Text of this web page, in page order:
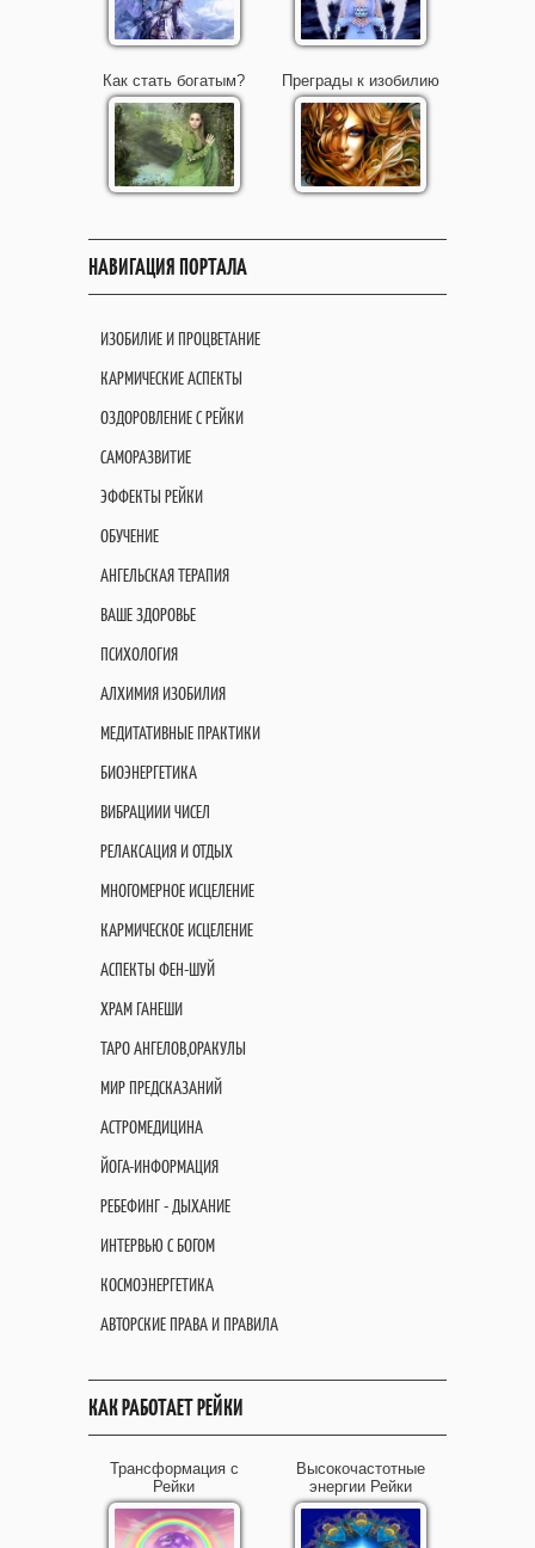
Как стать богатым? Преграды к изобилию
НАВИГАЦИЯ ПОРТАЛА
ИЗОБИЛИЕ И ПРОЦВЕТАНИЕ
КАРМИЧЕСКИЕ АСПЕКТЫ
ОЗДОРОВЛЕНИЕ С РЕЙКИ
САМОРАЗВИТИЕ
ЭФФЕКТЫ РЕЙКИ
ОБУЧЕНИЕ
АНГЕЛЬСКАЯ ТЕРАПИЯ
ВАШЕ ЗДОРОВЬЕ
ПСИХОЛОГИЯ
АЛХИМИЯ ИЗОБИЛИЯ
МЕДИТАТИВНЫЕ ПРАКТИКИ
БИОЭНЕРГЕТИКА
ВИБРАЦИИИ ЧИСЕЛ
РЕЛАКСАЦИЯ И ОТДЫХ
МНОГОМЕРНОЕ ИСЦЕЛЕНИЕ
КАРМИЧЕСКОЕ ИСЦЕЛЕНИЕ
АСПЕКТЫ ФЕН-ШУЙ
ХРАМ ГАНЕШИ
ТАРО АНГЕЛОВ,ОРАКУЛЫ
МИР ПРЕДСКАЗАНИЙ
АСТРОМЕДИЦИНА
ЙОГА-ИНФОРМАЦИЯ
РЕБЕФИНГ - ДЫХАНИЕ
ИНТЕРВЬЮ С БОГОМ
КОСМОЭНЕРГЕТИКА
АВТОРСКИЕ ПРАВА И ПРАВИЛА
КАК РАБОТАЕТ РЕЙКИ
Трансформация с
Рейки
Высокочастотные
энергии Рейки